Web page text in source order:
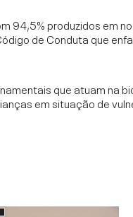
94,5% produzidos em
de Conduta que
que atuam na
em situação de